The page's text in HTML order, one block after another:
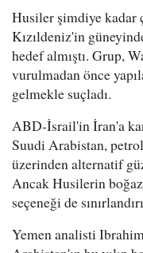
Husiler şimdiye kadar
Kızıldeniz'in
hedef almıştı. Grup,
vurulmadan önce
gelmekle suçladı.
ABD-İsrail'in İran'a
Suudi Arabistan,
üzerinden alternatif
Ancak Husilerin
seçeneği de
Yemen analisti